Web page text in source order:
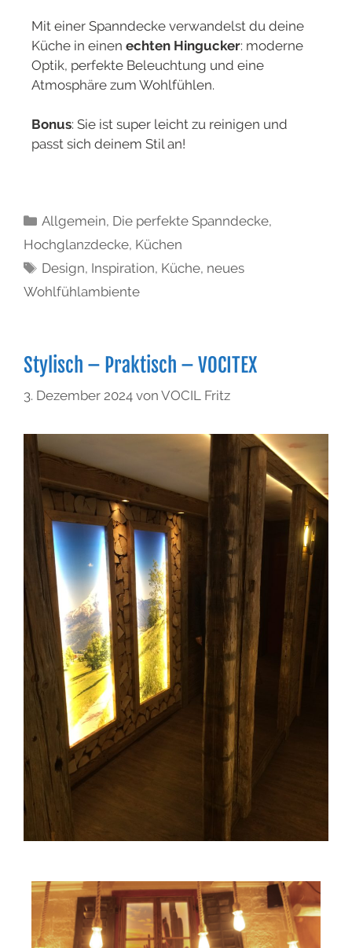
Mit einer Spanndecke verwandelst du deine
Küche in einen echten Hingucker: moderne
Optik, perfekte Beleuchtung und eine
Atmosphäre zum Wohlfühlen.
Bonus: Sie ist super leicht zu reinigen und
passt sich deinem Stil an!
Allgemein, Die perfekte Spanndecke,
Hochglanzdecke, Küchen
Design, Inspiration, Küche, neues
Wohlfühlambiente
Stylisch – Praktisch – VOCITEX
3. Dezember 2024 von VOCIL Fritz